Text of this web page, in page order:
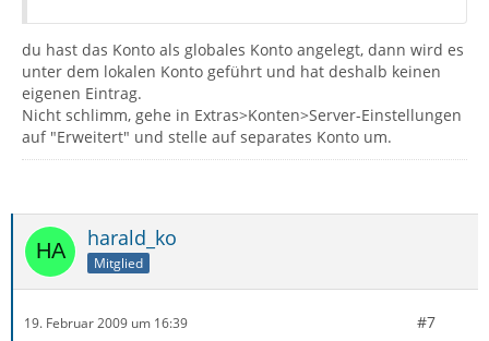
du hast das Konto als globales Konto angelegt, dann wird es
unter dem lokalen Konto geführt und hat deshalb keinen
eigenen Eintrag.
Nicht schlimm, gehe in Extras>Konten>Server-Einstellungen
auf "Erweitert" und stelle auf separates Konto um.
harald_ko
Mitglied
19. Februar 2009 um 16:39 #7